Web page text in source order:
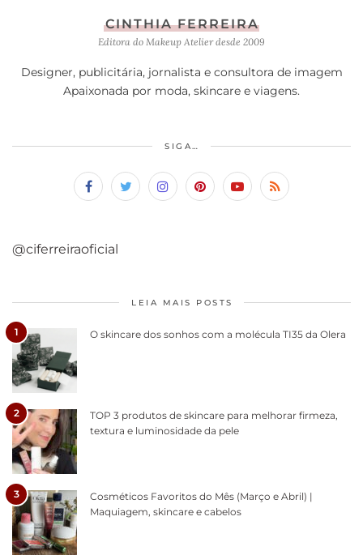
CINTHIA FERREIRA
Editora do Makeup Atelier desde 2009
Designer, publicitária, jornalista e consultora de imagem
Apaixonada por moda, skincare e viagens.
SIGA…
@ciferreiraoficial
LEIA MAIS POSTS
1 O skincare dos sonhos com a molécula TI35 da Olera
2
TOP 3 produtos de skincare para melhorar firmeza,
textura e luminosidade da pele
3
Cosméticos Favoritos do Mês (Março e Abril) |
Maquiagem, skincare e cabelos